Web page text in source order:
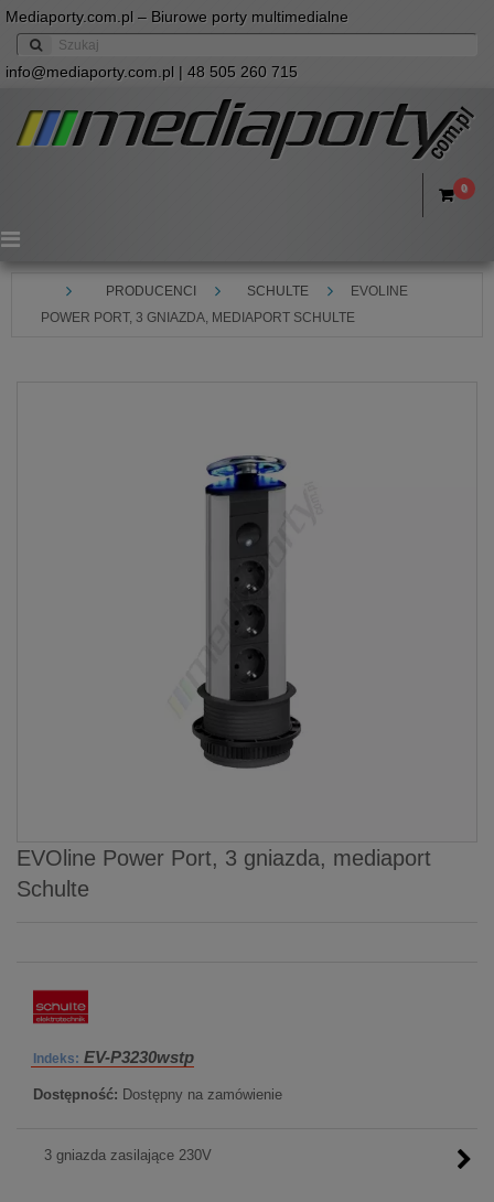
Mediaporty.com.pl – Biurowe porty multimedialne
info@mediaporty.com.pl | 48 505 260 715
0
Menu
PRODUCENCI SCHULTE
EVOLINE
POWER PORT, 3 GNIAZDA, MEDIAPORT SCHULTE
EVOline Power Port, 3 gniazda, mediaport
Schulte
Indeks: EV-P3230wstp
Dostępność: Dostępny na zamówienie
3 gniazda zasilające 230V